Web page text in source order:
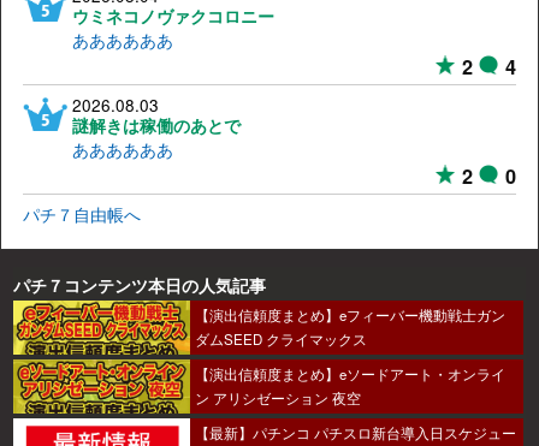
ウミネコノヴァクコロニー
ああああああ
2 4
2026.08.03
謎解きは稼働のあとで
ああああああ
2 0
パチ７自由帳へ
パチ７コンテンツ本日の人気記事
【演出信頼度まとめ】eフィーバー機動戦士ガン
ダムSEED クライマックス
【演出信頼度まとめ】eソードアート・オンライ
ン アリシゼーション 夜空
【最新】パチンコ パチスロ新台導入日スケジュー